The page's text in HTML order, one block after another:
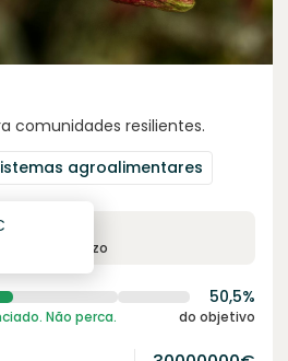
comunidades resilientes.
agroalimentares
prazo
50,5%
Não perca. do objetivo